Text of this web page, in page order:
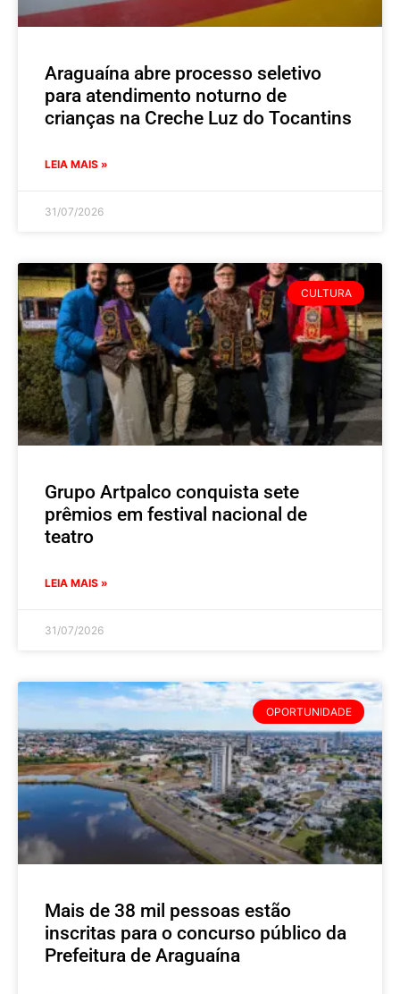
Araguaína abre processo seletivo
para atendimento noturno de
crianças na Creche Luz do Tocantins
LEIA MAIS »
31/07/2026
CULTURA
Grupo Artpalco conquista sete
prêmios em festival nacional de
teatro
LEIA MAIS »
31/07/2026
OPORTUNIDADE
Mais de 38 mil pessoas estão
inscritas para o concurso público da
Prefeitura de Araguaína